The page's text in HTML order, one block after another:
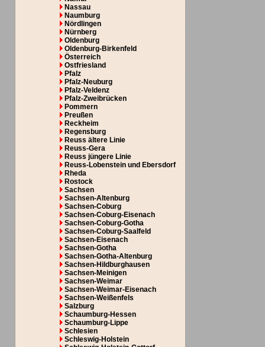
Nassau
Naumburg
Nördlingen
Nürnberg
Oldenburg
Oldenburg-Birkenfeld
Österreich
Ostfriesland
Pfalz
Pfalz-Neuburg
Pfalz-Veldenz
Pfalz-Zweibrücken
Pommern
Preußen
Reckheim
Regensburg
Reuss ältere Linie
Reuss-Gera
Reuss jüngere Linie
Reuss-Lobenstein und Ebersdorf
Rheda
Rostock
Sachsen
Sachsen-Altenburg
Sachsen-Coburg
Sachsen-Coburg-Eisenach
Sachsen-Coburg-Gotha
Sachsen-Coburg-Saalfeld
Sachsen-Eisenach
Sachsen-Gotha
Sachsen-Gotha-Altenburg
Sachsen-Hildburghausen
Sachsen-Meinigen
Sachsen-Weimar
Sachsen-Weimar-Eisenach
Sachsen-Weißenfels
Salzburg
Schaumburg-Hessen
Schaumburg-Lippe
Schlesien
Schleswig-Holstein